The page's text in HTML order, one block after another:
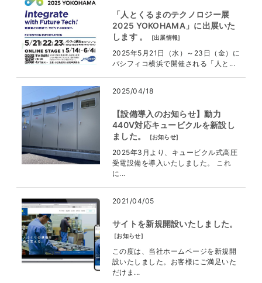
「人とくるまのテクノロジー展
2025 YOKOHAMA」に出展いた
します 。
[出展情報]
2025年5月21日（水）～23日（金）に
パシフィコ横浜で開催される「人と...
2025/04/18
【設備導入のお知らせ】動力
440V対応キュービクルを新設し
ました。
[お知らせ]
2025年3月より、キュービクル式高圧
受電設備を導入いたしました。 これ
に...
2021/04/05
サイトを新規開設いたしました。
[お知らせ]
この度は、当社ホームページを新規開
設いたしました。お客様にご満足いた
だけま...